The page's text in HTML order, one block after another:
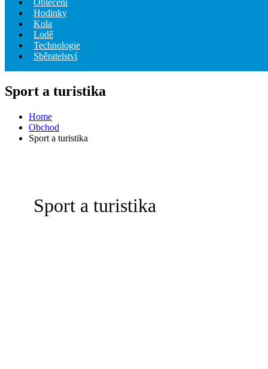
Oblečení
Hodinky
Kola
Lodě
Technologie
Sběratelství
Sport a turistika
Home
Obchod
Sport a turistika
Sport a turistika